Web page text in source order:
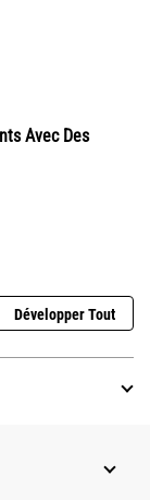
Avec Des
Développer Tout